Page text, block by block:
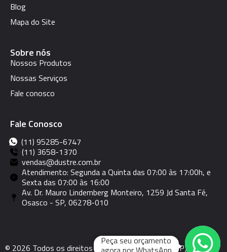
Peça seu orçamento
Blog
Mapa do Site
Sobre nós
Nossos Produtos
Nossas Serviços
Fale conosco
Fale Conosco
(11) 95285-6747
(11) 3658-1370
vendas@dustre.com.br
Atendimento: Segunda a Quinta das 07:00 às 17:00h, e
Sexta das 07:00 às 16:00
Av. Dr. Mauro Lindemberg Monteiro, 1259 Jd Santa Fé,
Osasco - SP, 06278-010
© 2026 Todos os direitos reservados | Dustre - CNPJ: